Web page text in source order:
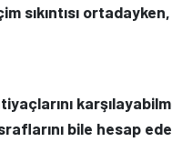
sıkıntısı
bile hesap